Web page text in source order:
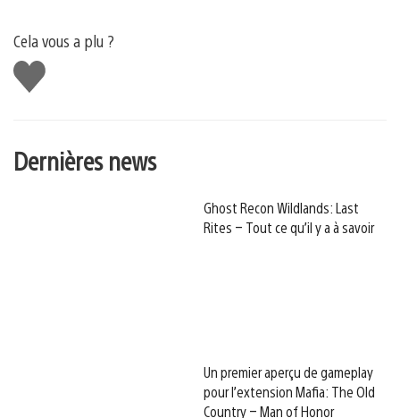
Cela vous a plu ?
J'aime
Dernières news
Ghost Recon Wildlands: Last
Rites – Tout ce qu’il y a à savoir
Un premier aperçu de gameplay
pour l’extension Mafia: The Old
Country – Man of Honor